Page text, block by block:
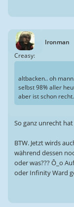
Ironman
Creasy:
altbacken.. oh
selbst 98% aller
aber ist schon recht.
So ganz unrecht
BTW. Jetzt wirds
während dessen
oder was??? Ô_o
oder Infinity Ward